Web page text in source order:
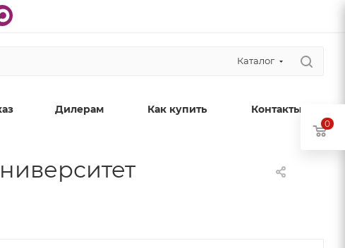
Каталог
Дилерам Как купить Контакты
0